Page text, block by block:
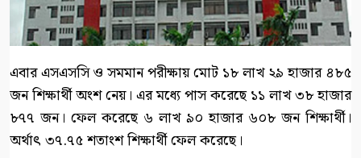
এবার এসএসসি ও সমমান পরীক্ষায় মোট ১৮ লাখ ২৯ হাজার ৪৮৫
জন শিক্ষার্থী অংশ নেয়। এর মধ্যে পাস করেছে ১১ লাখ ৩৮ হাজার
৮৭৭ জন। ফেল করেছে ৬ লাখ ৯০ হাজার ৬০৮ জন শিক্ষার্থী।
অর্থাৎ ৩৭.৭৫ শতাংশ শিক্ষার্থী ফেল করেছে।